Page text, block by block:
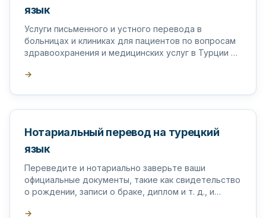
язык
Услуги письменного и устного перевода в
больницах и клиниках для пациентов по вопросам
здравоохранения и медицинских услуг в Турции и
→
Нотариальный перевод на турецкий
язык
Переведите и нотариально заверьте ваши
официальные документы, такие как свидетельство
о рождении, записи о браке, диплом и т. д., и
→